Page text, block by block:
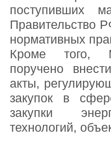
поступивших
Правительство
нормативных
Кроме того,
поручено
акты,
закупок в
закупки
технологий,